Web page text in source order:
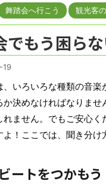
舞踏会へ行こう 観光客
でもう困ら
19
、いろいろな種類の音
か決めなければなりま
れません。でもご安心
よ！ここでは、聞き分け
ートをつかもう